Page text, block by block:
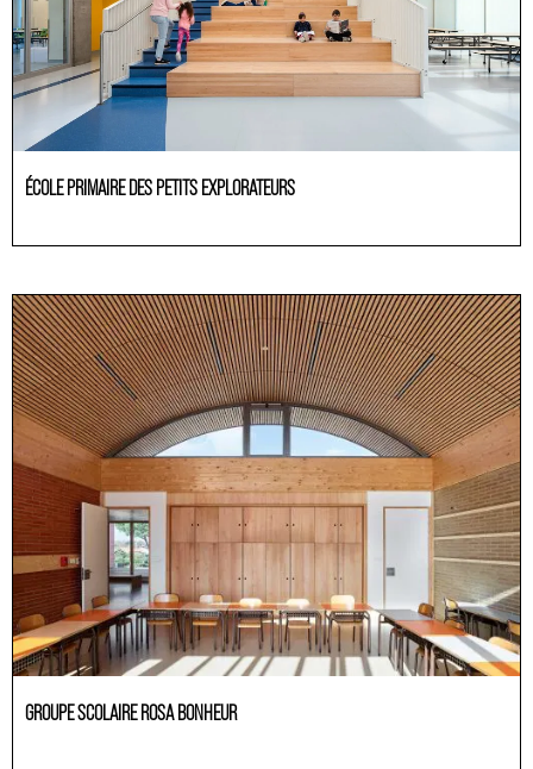
ÉCOLE PRIMAIRE DES PETITS EXPLORATEURS
GROUPE SCOLAIRE ROSA BONHEUR